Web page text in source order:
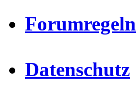
Forumregeln
Datenschutz